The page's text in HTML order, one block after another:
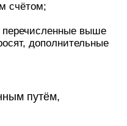
счётом;
выше
дополнительные
путём,